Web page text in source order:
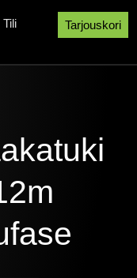
Tili Tarjouskori